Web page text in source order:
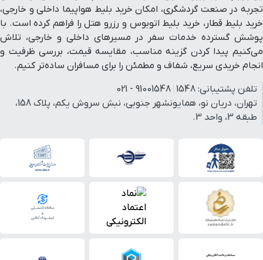
تجربه در صنعت گردشگری، امکان خرید بلیط هواپیما داخلی و خارجی،
خرید بلیط قطار، خرید بلیط اتوبوس و رزرو هتل را فراهم کرده است. با
پوشش گسترده خدمات سفر در مسیرهای داخلی و خارجی، تلاش
می‌کنیم پیدا کردن گزینه مناسب، مقایسه قیمت، بررسی ظرفیت و
انجام خریدی سریع، شفاف و مطمئن را برای مسافران ساده‌تر کنیم.
تلفن پشتیبانی: 1548
91001548 - 021
تهران، دریان نو، همایونشهر جنوبی، نبش سروش یکم، پلاک 158،
طبقه 3، واحد 3.